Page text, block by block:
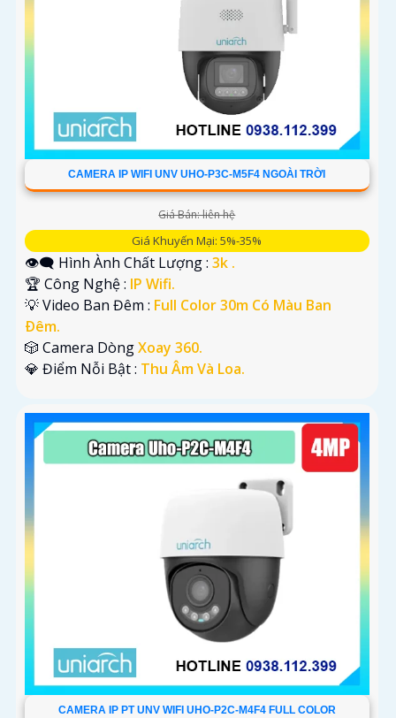
CAMERA IP WIFI UNV UHO-P3C-M5F4 NGOÀI TRỜI
Giá Bán: liên hệ
Giá Khuyến Mại: 5%-35%
👁️‍🗨 Hình Ành Chất Lượng : 3k .
🏆 Công Nghệ : IP Wifi.
💡 Video Ban Đêm : Full Color 30m Có Màu Ban
Ðêm.
🎲 Camera DòngXoay 360.
️💎 Điểm Nỗi Bật : Thu Âm Và Loa.
CAMERA IP PT UNV WIFI UHO-P2C-M4F4 FULL COLOR